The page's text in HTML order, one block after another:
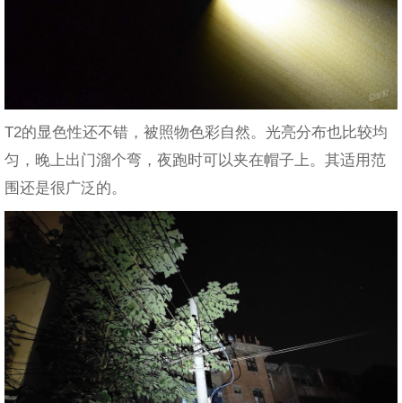
T2的显色性还不错，被照物色彩自然。光亮分布也比较均
匀，晚上出门溜个弯，夜跑时可以夹在帽子上。其适用范
围还是很广泛的。